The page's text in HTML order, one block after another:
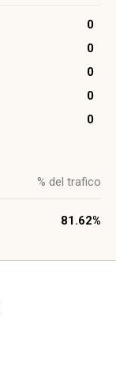
0
0
0
0
0
% del trafico
81.62%